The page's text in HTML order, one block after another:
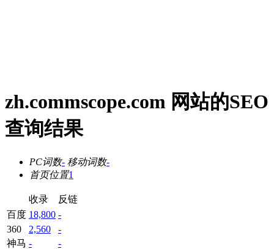
zh.commscope.com 网站的SEO
查询结果
PC词数- 移动词数-
首页位置1
收录
反链
百度 18,800 -
360
2,560
-
神马 -
-